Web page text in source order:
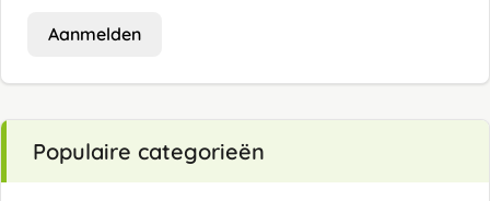
Aanmelden
Populaire categorieën